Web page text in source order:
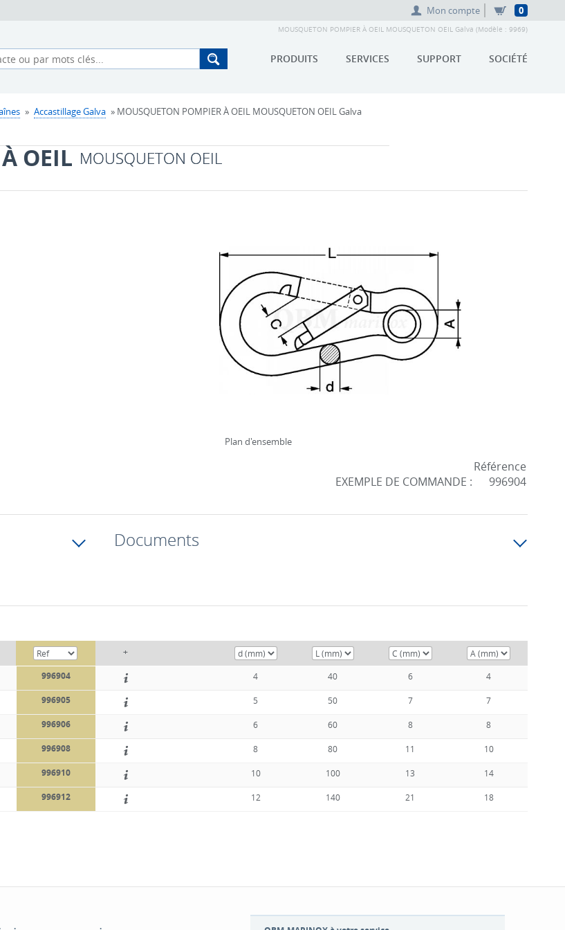
Mon compte 0
MOUSQUETON POMPIER À OEIL MOUSQUETON OEIL Galva (Modèle : 9969)
PRODUITS SERVICES SUPPORT SOCIÉTÉ
» Accastillage Galva » MOUSQUETON POMPIER À OEIL MOUSQUETON OEIL Galva
OEIL MOUSQUETON OEIL
Plan d'ensemble
EXEMPLE DE COMMANDE :
Référence
996904
Documents
+
996904 4 40 6 4
996905 5 50 7 7
996906 6 60 8 8
996908 8 80 11 10
996910 10 100 13 14
996912 12 140 21 18